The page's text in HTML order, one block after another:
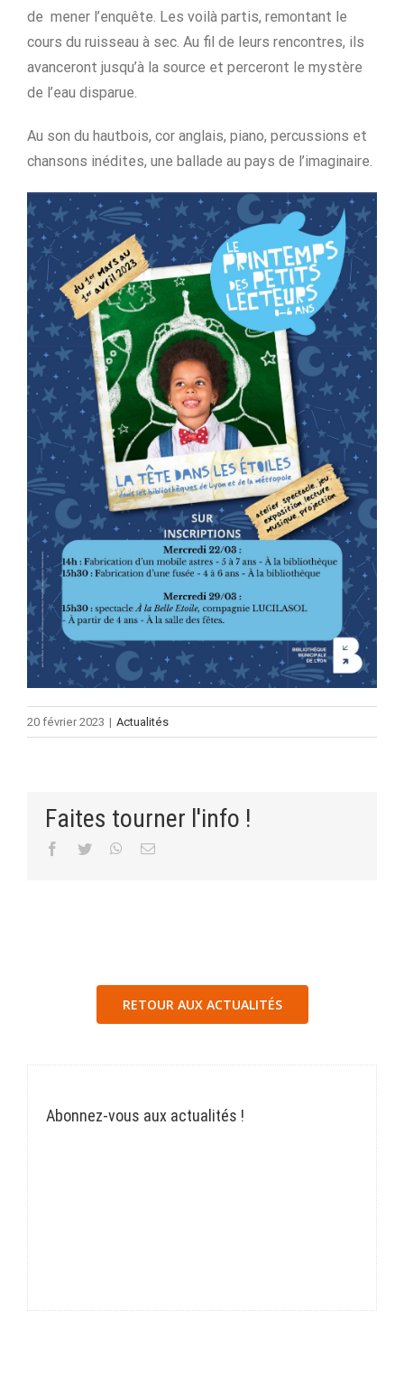
de mener l’enquête. Les voilà partis, remontant le
cours du ruisseau à sec. Au fil de leurs rencontres, ils
avanceront jusqu’à la source et perceront le mystère
de l’eau disparue.
Au son du hautbois, cor anglais, piano, percussions et
chansons inédites, une ballade au pays de l’imaginaire.
20 février 2023 | Actualités
Faites tourner l'info !
Facebook
Twitter WhatsApp
Email
RETOUR AUX ACTUALITÉS
Abonnez-vous aux actualités !